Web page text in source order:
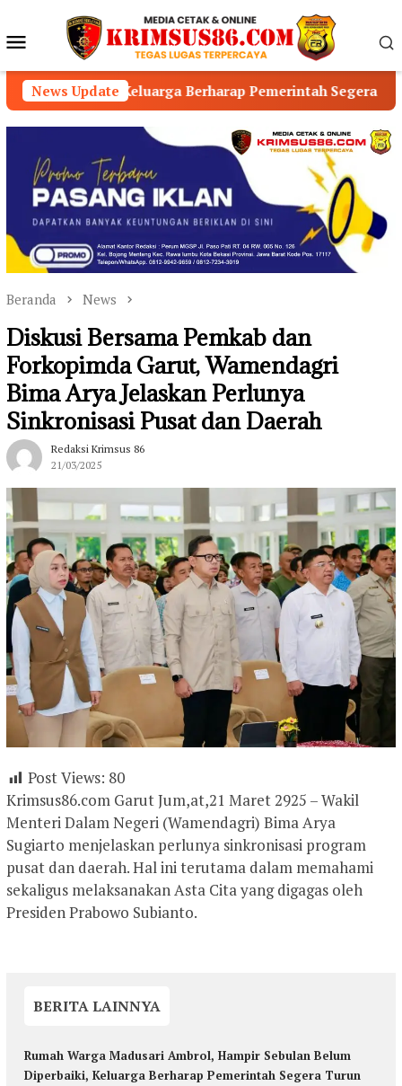
konten Menu
Mobile
News Update
Berharap Pemerintah Segera Turun Tangan
Beranda News
Diskusi Bersama Pemkab dan
Forkopimda Garut, Wamendagri
Bima Arya Jelaskan Perlunya
Sinkronisasi Pusat dan Daerah
Redaksi Krimsus 86
21/03/2025
Post Views: 80
Krimsus86.com Garut Jum,at,21 Maret 2925 – Wakil
Menteri Dalam Negeri (Wamendagri) Bima Arya
Sugiarto menjelaskan perlunya sinkronisasi program
pusat dan daerah. Hal ini terutama dalam memahami
sekaligus melaksanakan Asta Cita yang digagas oleh
Presiden Prabowo Subianto.
BERITA LAINNYA
Rumah Warga Madusari Ambrol, Hampir Sebulan Belum
Diperbaiki, Keluarga Berharap Pemerintah Segera Turun